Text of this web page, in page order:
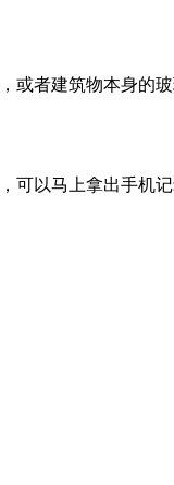
者建筑物本身的
以马上拿出手机